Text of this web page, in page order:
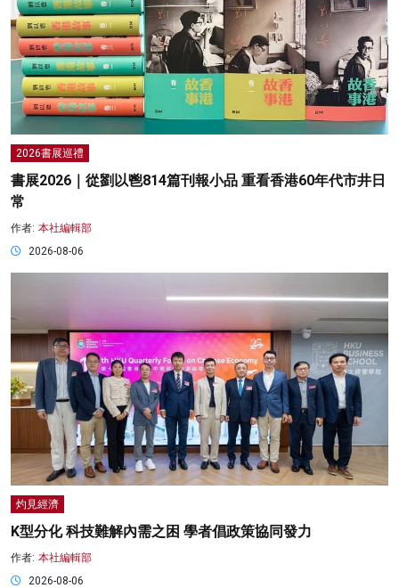
2026書展巡禮
書展2026｜從劉以鬯814篇刊報小品 重看香港60年代市井日
常
作者: 本社編輯部
2026-08-06
灼見經濟
K型分化 科技難解內需之困 學者倡政策協同發力
作者: 本社編輯部
2026-08-06